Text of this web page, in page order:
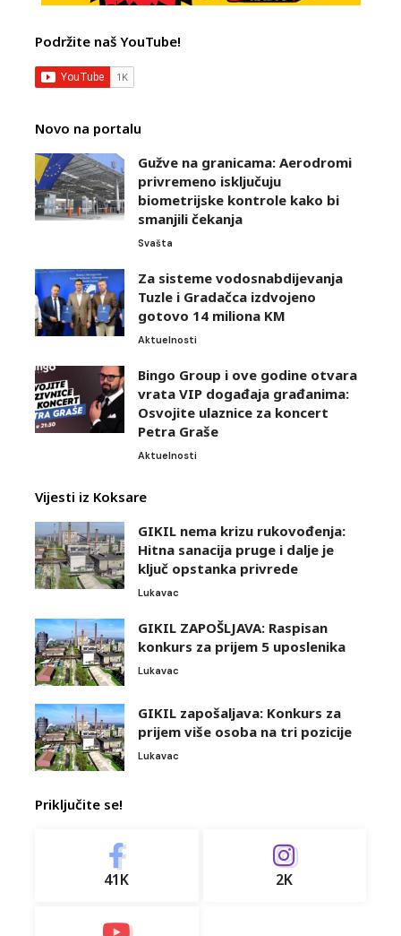
Podržite naš YouTube!
Novo na portalu
Gužve na granicama: Aerodromi
privremeno isključuju
biometrijske kontrole kako bi
smanjili čekanja
Svašta
Za sisteme vodosnabdijevanja
Tuzle i Gradačca izdvojeno
gotovo 14 miliona KM
Aktuelnosti
Bingo Group i ove godine otvara
vrata VIP događaja građanima:
Osvojite ulaznice za koncert
Petra Graše
Aktuelnosti
Vijesti iz Koksare
GIKIL nema krizu rukovođenja:
Hitna sanacija pruge i dalje je
ključ opstanka privrede
Lukavac
GIKIL ZAPOŠLJAVA: Raspisan
konkurs za prijem 5 uposlenika
Lukavac
GIKIL zapošaljava: Konkurs za
prijem više osoba na tri pozicije
Lukavac
Priključite se!
41K 2K